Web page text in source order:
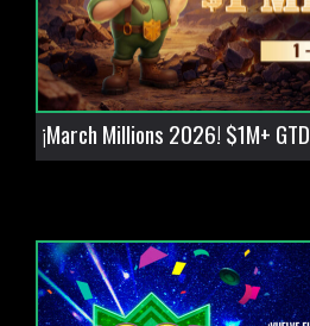
¡March Millions 2026! $1M+ GTD